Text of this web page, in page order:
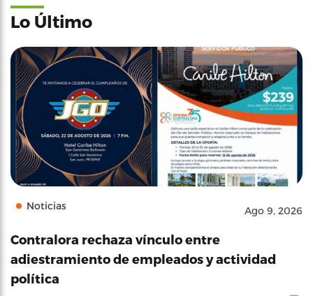
Lo Último
Noticias Ago 9, 2026
Contralora rechaza vínculo entre
adiestramiento de empleados y actividad
política